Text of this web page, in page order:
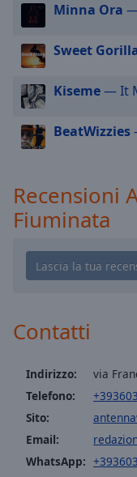
Beginning
dialog
window.
Escape
and
close
window.
Text
Text
Color
Opacity
Caption
Minna Ora
Sweet
Kiseme— It
BeatWizzies
Recensioni
Fiuminata
Contatti
Indirizzo:
via
Telefono:
Sito:
Email:
WhatsApp: